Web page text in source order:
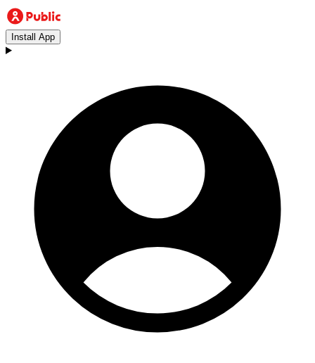
Install App